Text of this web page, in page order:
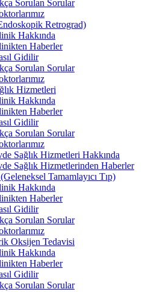
Sorulan Sorular
Retrograd)
Hakkında
Haberler
Gidilir
Sorulan Sorular
Hizmetleri
Hakkında
Haberler
Gidilir
Sorulan Sorular
Sağlık Hizmetleri Hakkında
Sağlık Hizmetlerinden Haberler
Tamamlayıcı Tıp)
Hakkında
Haberler
Gidilir
Sorulan Sorular
Oksijen Tedavisi
Hakkında
Haberler
Gidilir
Sorulan Sorular